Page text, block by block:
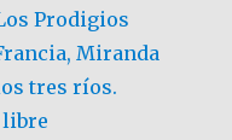
Prodigios
Miranda
tres ríos.
libre